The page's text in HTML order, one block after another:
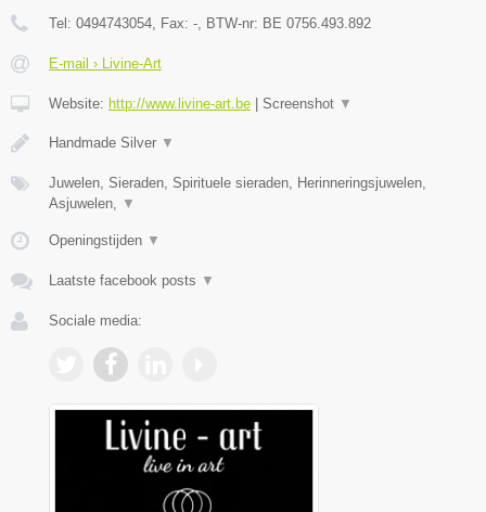
Tel: 0494743054 , Fax: - , BTW-nr: BE 0756.493.892
E-mail › Livine-Art
Website: http://www.livine-art.be | Screenshot ▼
Handmade Silver ▼
Juwelen, Sieraden, Spirituele sieraden, Herinneringsjuwelen,
Asjuwelen,
▼
Openingstijden ▼
Laatste facebook posts ▼
Sociale media: